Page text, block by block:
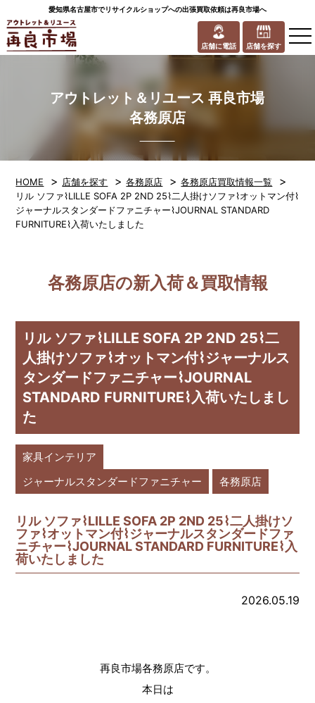
愛知県名古屋市でリサイクルショップへの出張買取依頼は再良市場へ
店舗に電話 店舗を探す
アウトレット＆リユース 再良市場
各務原店
HOME > 店舗を探す >各務原店 >各務原店買取情報一覧 >
リル ソファ⌇LILLE SOFA 2P 2ND 25⌇二人掛けソファ⌇オットマン付⌇
ジャーナルスタンダードファニチャー⌇JOURNAL STANDARD
FURNITURE⌇入荷いたしました
各務原店の新入荷＆買取情報
リル ソファ⌇LILLE SOFA 2P 2ND 25⌇二
人掛けソファ⌇オットマン付⌇ジャーナルス
タンダードファニチャー⌇JOURNAL
STANDARD FURNITURE⌇入荷いたしまし
た
家具インテリア
ジャーナルスタンダードファニチャー
各務原店
リル ソファ⌇LILLE SOFA 2P 2ND 25⌇二人掛けソ
ファ⌇オットマン付⌇ジャーナルスタンダードファ
ニチャー⌇JOURNAL STANDARD FURNITURE⌇入
荷いたしました
2026.05.19
再良市場各務原店です。
本日は